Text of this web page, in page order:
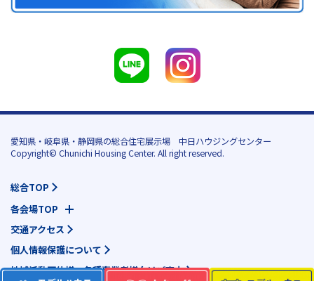
愛知県・岐阜県・静岡県の総合住宅展示場 中日ハウジングセンター
Copyright© Chunichi Housing Center. All right reserved.
総合TOP
各会場TOP
交通アクセス
個人情報保護について
地域活動団体様・各種事業者様向けご案内